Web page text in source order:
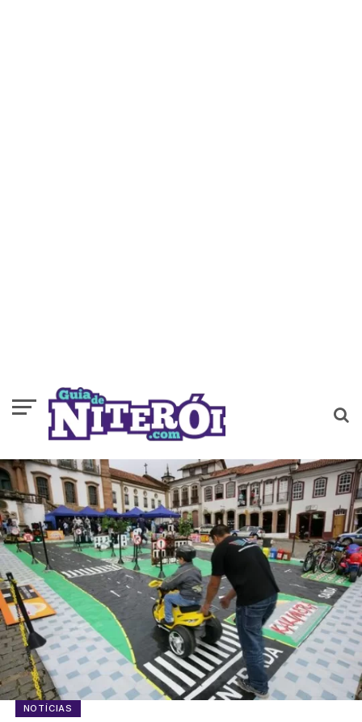
NOTÍCIAS